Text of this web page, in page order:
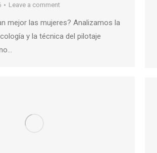
Leave a comment
mejor las mujeres? Analizamos la
y la técnica del pilotaje